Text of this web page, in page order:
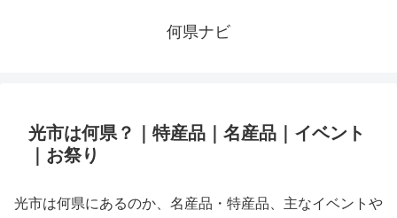
何県ナビ
光市は何県？｜特産品｜名産品｜イベント
｜お祭り
光市は何県にあるのか、名産品・特産品、主なイベントや